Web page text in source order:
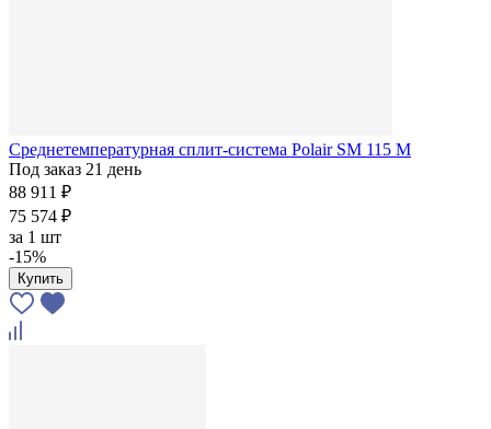
Среднетемпературная сплит-система Polair SM 115 M
Под заказ 21 день
88 911 ₽
75 574 ₽
за 1 шт
-15%
Купить